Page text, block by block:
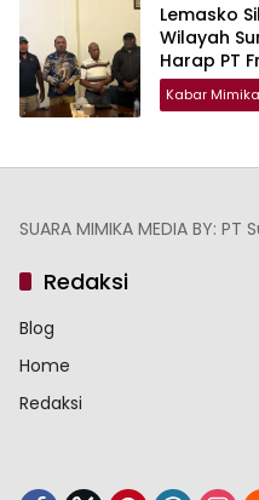
Lemasko
Wilayah
Harap PT
Jawab
Kabar Mimika
SUARA MIMIKA MEDIA BY:
Redaksi
Blog
Home
Redaksi